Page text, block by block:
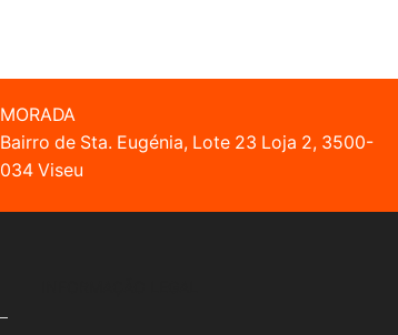
MORADA
Bairro de Sta. Eugénia, Lote 23 Loja 2, 3500-
034 Viseu